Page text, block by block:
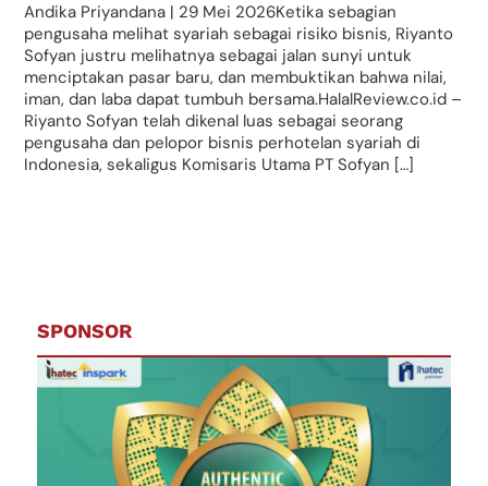
Andika Priyandana | 29 Mei 2026Ketika sebagian
pengusaha melihat syariah sebagai risiko bisnis, Riyanto
Sofyan justru melihatnya sebagai jalan sunyi untuk
menciptakan pasar baru, dan membuktikan bahwa nilai,
iman, dan laba dapat tumbuh bersama.HalalReview.co.id –
Riyanto Sofyan telah dikenal luas sebagai seorang
pengusaha dan pelopor bisnis perhotelan syariah di
Indonesia, sekaligus Komisaris Utama PT Sofyan […]
SPONSOR